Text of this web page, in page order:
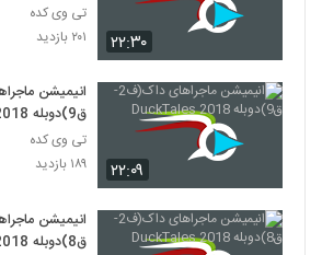
۲۲:۳۰
تی وی کده
۲۰۱ بازدید
۲۲:۰۹
ق9)دوبله DuckTales 2018
تی وی کده
۱۸۹ بازدید
ق8)دوبله DuckTales 2018